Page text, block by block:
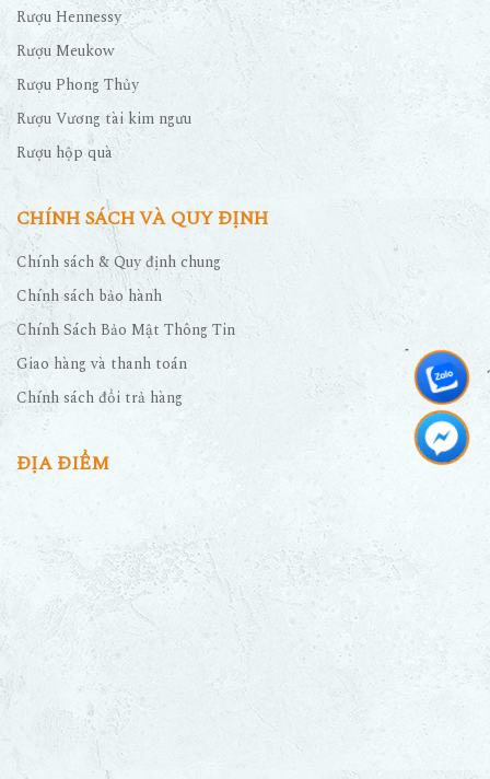
Rượu Hennessy
Rượu Meukow
Rượu Phong Thủy
Rượu Vương tài kim ngưu
Rượu hộp quà
CHÍNH SÁCH VÀ QUY ĐỊNH
Chính sách & Quy định chung
Chính sách bảo hành
Chính Sách Bảo Mật Thông Tin
Giao hàng và thanh toán
Chính sách đổi trả hàng
ĐỊA ĐIỂM